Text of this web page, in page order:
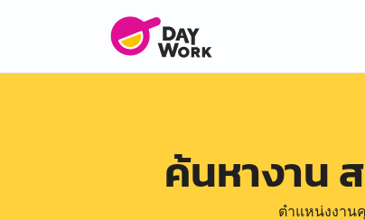
ค้นหางาน
ตำแหน่งงาน